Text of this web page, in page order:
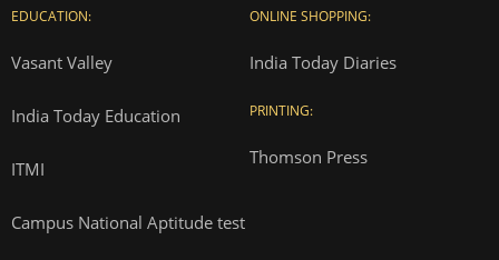
EDUCATION:
Vasant Valley
India Today Education
ITMI
Campus National Aptitude test
ONLINE SHOPPING:
India Today Diaries
PRINTING:
Thomson Press